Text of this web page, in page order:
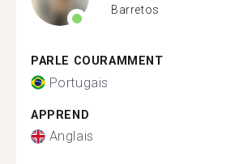
Barretos
PARLE COURAMMENT
Portugais
APPREND
Anglais